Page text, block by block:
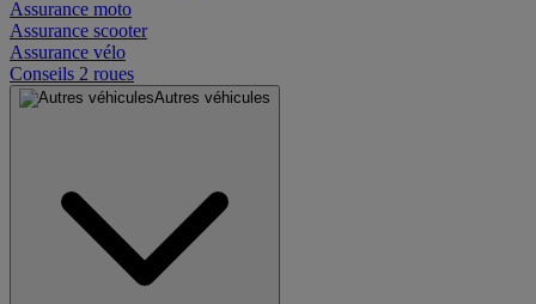
Assurance moto
Assurance scooter
Assurance vélo
Conseils 2 roues
Autres véhicules